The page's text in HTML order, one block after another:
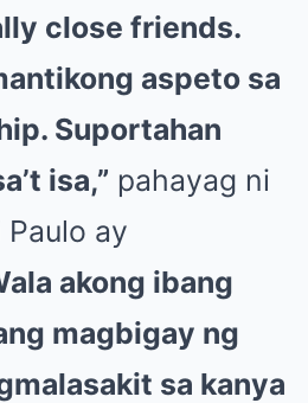
close friends.
aspeto sa
Suportahan
isa,” pahayag ni
ay
akong ibang
magbigay ng
sa kanya